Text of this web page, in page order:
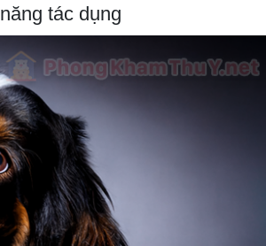
tác dụng